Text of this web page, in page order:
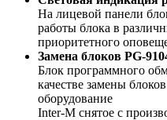
На лицевой панели
работы блока в
приоритетного
Замена блоков PG-
Блок программного
качестве замены
оборудование
Inter-M снятое с